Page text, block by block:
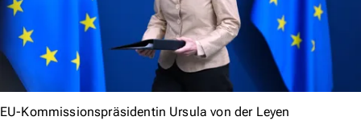
EU-Kommissionspräsidentin Ursula von der Leyen